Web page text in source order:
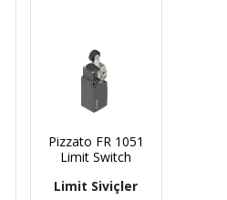
Pizzato FR 1051
Limit Switch
Limit Siviçler